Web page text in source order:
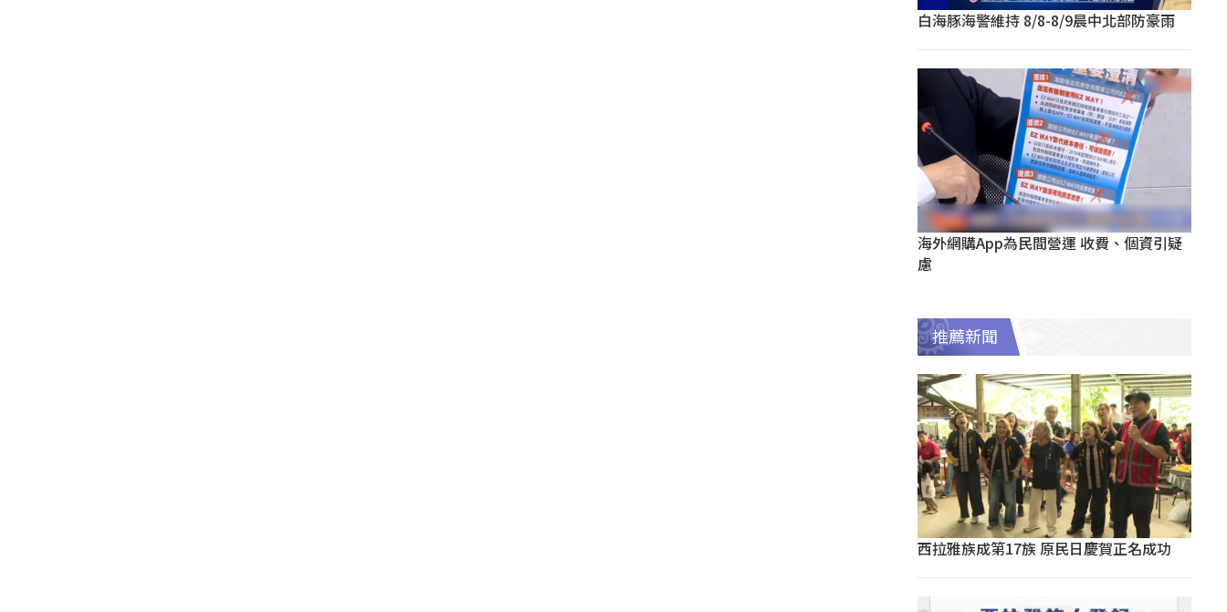
白海豚海警維持 8/8-8/9晨中北部防豪雨
海外網購App為民間營運 收費、個資引疑
慮
推薦新聞
西拉雅族成第17族 原民日慶賀正名成功